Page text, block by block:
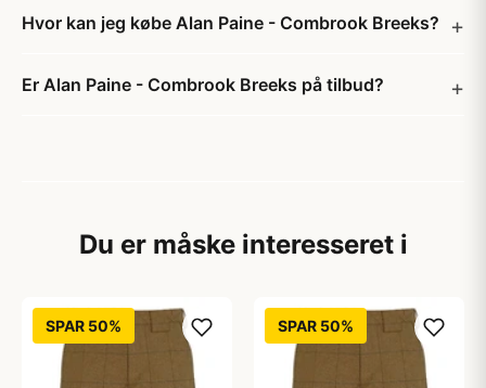
Hvor kan jeg købe Alan Paine - Combrook Breeks?
Er Alan Paine - Combrook Breeks på tilbud?
Du er måske interesseret i
SPAR 50% SPAR 50%